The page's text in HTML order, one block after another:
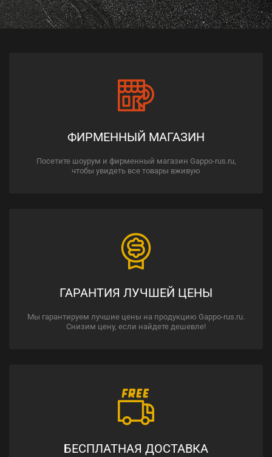
ФИРМЕННЫЙ МАГАЗИН
Посетите шоурум и фирменный магазин Gappo-rus.ru,
чтобы увидеть все товары вживую
ГАРАНТИЯ ЛУЧШЕЙ ЦЕНЫ
Мы гарантируем лучшие цены на продукцию Gappo-rus.ru.
Снизим цену, если найдете дешевле!
БЕСПЛАТНАЯ ДОСТАВКА